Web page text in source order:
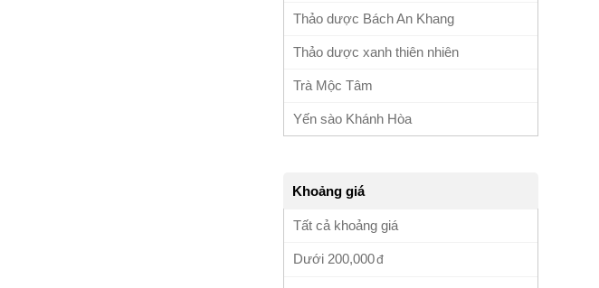
Thảo dược Bách An Khang
Thảo dược xanh thiên nhiên
Trà Mộc Tâm
Yến sào Khánh Hòa
Khoảng giá
Tất cả khoảng giá
Dưới 200,000